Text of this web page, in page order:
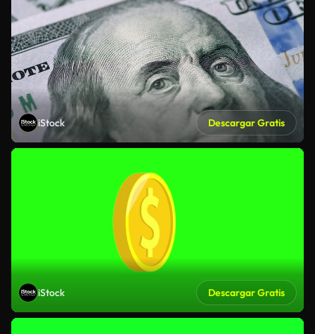
iStock Descargar Gratis
iStock Descargar Gratis